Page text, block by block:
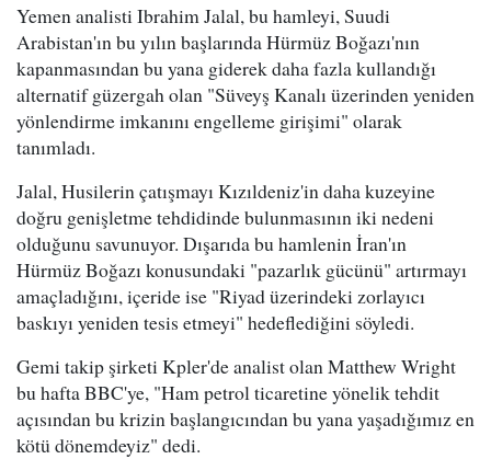
Yemen analisti Ibrahim Jalal, bu hamleyi, Suudi
Arabistan'ın bu yılın başlarında Hürmüz Boğazı'nın
kapanmasından bu yana giderek daha fazla kullandığı
alternatif güzergah olan "Süveyş Kanalı üzerinden yeniden
yönlendirme imkanını engelleme girişimi" olarak
tanımladı.
Jalal, Husilerin çatışmayı Kızıldeniz'in daha kuzeyine
doğru genişletme tehdidinde bulunmasının iki nedeni
olduğunu savunuyor. Dışarıda bu hamlenin İran'ın
Hürmüz Boğazı konusundaki "pazarlık gücünü" artırmayı
amaçladığını, içeride ise "Riyad üzerindeki zorlayıcı
baskıyı yeniden tesis etmeyi" hedeflediğini söyledi.
Gemi takip şirketi Kpler'de analist olan Matthew Wright
bu hafta BBC'ye, "Ham petrol ticaretine yönelik tehdit
açısından bu krizin başlangıcından bu yana yaşadığımız en
kötü dönemdeyiz" dedi.